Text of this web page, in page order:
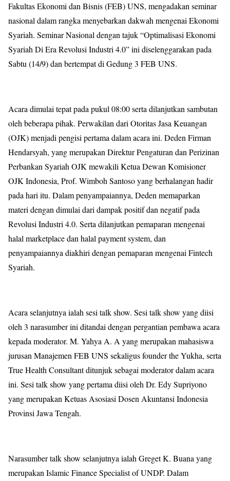
Fakultas Ekonomi dan Bisnis (FEB) UNS, mengadakan seminar
nasional dalam rangka menyebarkan dakwah mengenai Ekonomi
Syariah. Seminar Nasional dengan tajuk “Optimalisasi Ekonomi
Syariah Di Era Revolusi Industri 4.0” ini diselenggarakan pada
Sabtu (14/9) dan bertempat di Gedung 3 FEB UNS.
Acara dimulai tepat pada pukul 08:00 serta dilanjutkan sambutan
oleh beberapa pihak. Perwakilan dari Otoritas Jasa Keuangan
(OJK) menjadi pengisi pertama dalam acara ini. Deden Firman
Hendarsyah, yang merupakan Direktur Pengaturan dan Perizinan
Perbankan Syariah OJK mewakili Ketua Dewan Komisioner
OJK Indonesia, Prof. Wimboh Santoso yang berhalangan hadir
pada hari itu. Dalam penyampaiannya, Deden memaparkan
materi dengan dimulai dari dampak positif dan negatif pada
Revolusi Industri 4.0. Serta dilanjutkan pemaparan mengenai
halal marketplace dan halal payment system, dan
penyampaiannya diakhiri dengan pemaparan mengenai Fintech
Syariah.
Acara selanjutnya ialah sesi talk show. Sesi talk show yang diisi
oleh 3 narasumber ini ditandai dengan pergantian pembawa acara
kepada moderator. M. Yahya A. A yang merupakan mahasiswa
jurusan Manajemen FEB UNS sekaligus founder the Yukha, serta
True Health Consultant ditunjuk sebagai moderator dalam acara
ini. Sesi talk show yang pertama diisi oleh Dr. Edy Supriyono
yang merupakan Ketuas Asosiasi Dosen Akuntansi Indonesia
Provinsi Jawa Tengah.
Narasumber talk show selanjutnya ialah Greget K. Buana yang
merupakan Islamic Finance Specialist of UNDP. Dalam